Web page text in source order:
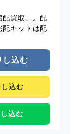
配買取」。配
配キットは配
し込む
込む
込む